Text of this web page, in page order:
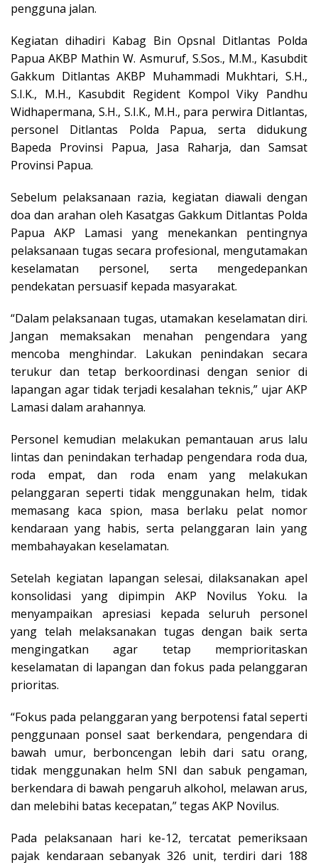
pengguna jalan.
Kegiatan dihadiri Kabag Bin Opsnal Ditlantas Polda
Papua AKBP Mathin W. Asmuruf, S.Sos., M.M., Kasubdit
Gakkum Ditlantas AKBP Muhammadi Mukhtari, S.H.,
S.I.K., M.H., Kasubdit Regident Kompol Viky Pandhu
Widhapermana, S.H., S.I.K., M.H., para perwira Ditlantas,
personel Ditlantas Polda Papua, serta didukung
Bapeda Provinsi Papua, Jasa Raharja, dan Samsat
Provinsi Papua.
Sebelum pelaksanaan razia, kegiatan diawali dengan
doa dan arahan oleh Kasatgas Gakkum Ditlantas Polda
Papua AKP Lamasi yang menekankan pentingnya
pelaksanaan tugas secara profesional, mengutamakan
keselamatan personel, serta mengedepankan
pendekatan persuasif kepada masyarakat.
“Dalam pelaksanaan tugas, utamakan keselamatan diri.
Jangan memaksakan menahan pengendara yang
mencoba menghindar. Lakukan penindakan secara
terukur dan tetap berkoordinasi dengan senior di
lapangan agar tidak terjadi kesalahan teknis,” ujar AKP
Lamasi dalam arahannya.
Personel kemudian melakukan pemantauan arus lalu
lintas dan penindakan terhadap pengendara roda dua,
roda empat, dan roda enam yang melakukan
pelanggaran seperti tidak menggunakan helm, tidak
memasang kaca spion, masa berlaku pelat nomor
kendaraan yang habis, serta pelanggaran lain yang
membahayakan keselamatan.
Setelah kegiatan lapangan selesai, dilaksanakan apel
konsolidasi yang dipimpin AKP Novilus Yoku. Ia
menyampaikan apresiasi kepada seluruh personel
yang telah melaksanakan tugas dengan baik serta
mengingatkan agar tetap memprioritaskan
keselamatan di lapangan dan fokus pada pelanggaran
prioritas.
“Fokus pada pelanggaran yang berpotensi fatal seperti
penggunaan ponsel saat berkendara, pengendara di
bawah umur, berboncengan lebih dari satu orang,
tidak menggunakan helm SNI dan sabuk pengaman,
berkendara di bawah pengaruh alkohol, melawan arus,
dan melebihi batas kecepatan,” tegas AKP Novilus.
Pada pelaksanaan hari ke-12, tercatat pemeriksaan
pajak kendaraan sebanyak 326 unit, terdiri dari 188